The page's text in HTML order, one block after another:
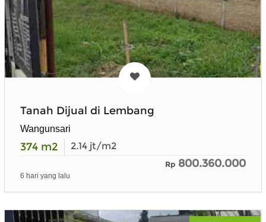
Tanah Dijual di Lembang
Wangunsari
374 m2 2.14 jt/m2
Rp 800.360.000
6 hari yang lalu